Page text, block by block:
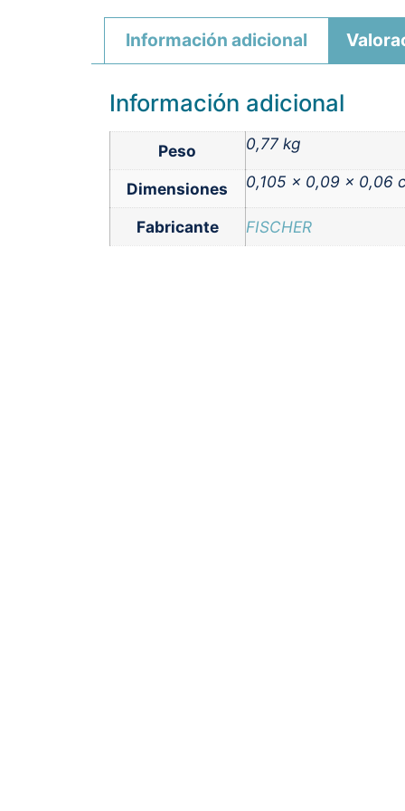
Información adicional
Información adicional
Peso 0,77 kg
Dimensiones 0,105 × 0,09 × 0,06
Fabricante FISCHER